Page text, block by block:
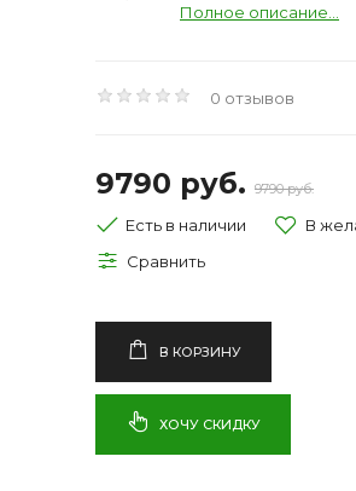
Полное описание...
0 отзывов
9790 руб. 9790 руб.
Есть в наличии
В КОРЗИНУ
ХОЧУ СКИДКУ